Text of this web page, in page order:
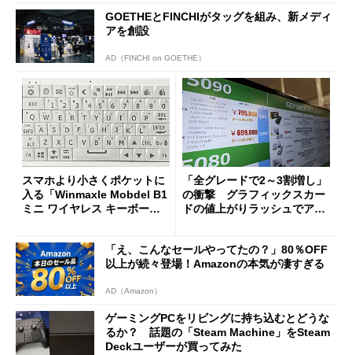
GOETHEとFINCHIがタッグを組み、新メディ
アを創設
AD（FINCHI on GOETHE）
スマホより小さくポケットに
入る「Winmaxle Mobdel B1
ミニ ワイヤレス キーボー
「全グレードで2～3割増し」
の衝撃 グラフィックスカー
ドの値上がりラッシュでアキ
「え、こんなセールやってたの？」80％OFF
以上が続々登場！Amazonの本気が凄すぎる
AD（Amazon）
ゲーミングPCをリビングに持ち込むとどうな
るか？ 話題の「Steam Machine」をSteam
Deckユーザーが買ってみた